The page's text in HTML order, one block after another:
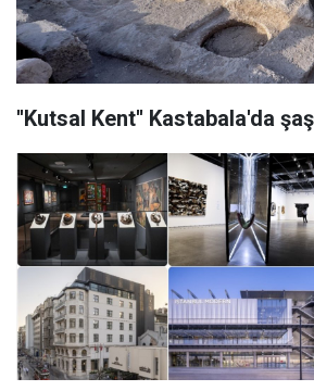
''Kutsal Kent'' Kastabala'da